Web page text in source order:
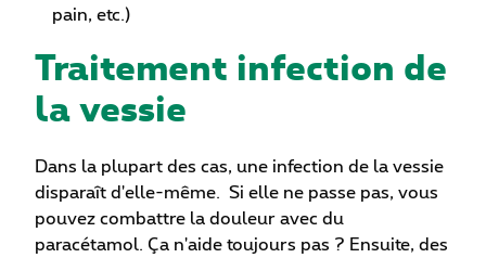
pain, etc.)
Traitement infection de
la vessie
Dans la plupart des cas, une infection de la vessie
disparaît d'elle-même. Si elle ne passe pas, vous
pouvez combattre la douleur avec du
paracétamol. Ça n'aide toujours pas ? Ensuite, des